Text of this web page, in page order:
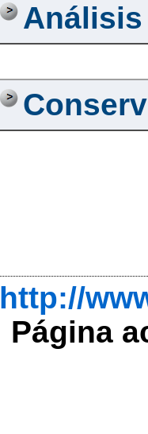
http://
Página